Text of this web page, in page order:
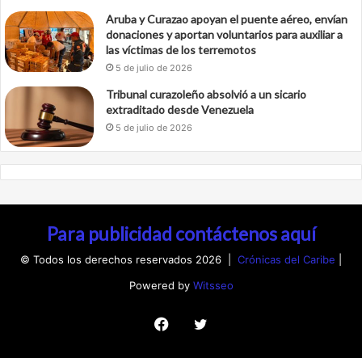
Aruba y Curazao apoyan el puente aéreo, envían
donaciones y aportan voluntarios para auxiliar a
las víctimas de los terremotos
5 de julio de 2026
Tribunal curazoleño absolvió a un sicario
extraditado desde Venezuela
5 de julio de 2026
Para publicidad contáctenos aquí
© Todos los derechos reservados 2026 | Crónicas del Caribe
Powered by Witsseo
Facebook